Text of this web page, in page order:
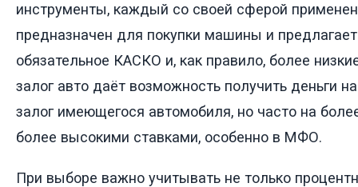
инструменты, каждый со своей сферой
предназначен для покупки машины и
обязательное КАСКО и, как правило, более
залог авто даёт возможность получить деньги
залог имеющегося автомобиля, но часто на
более высокими ставками, особенно в МФО.
При выборе важно учитывать не только